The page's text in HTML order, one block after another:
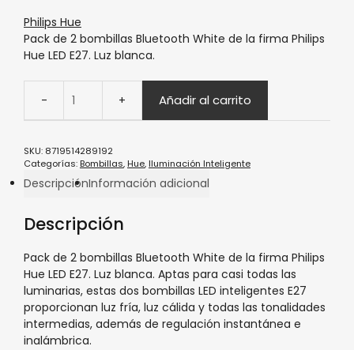
Philips Hue
Pack de 2 bombillas Bluetooth White de la firma Philips
Hue LED E27. Luz blanca.
Añadir al carrito
SKU: 8719514289192
Categorías:Bombillas,Hue,Iluminación Inteligente
DescripciónInformación adicional
Descripción
Pack de 2 bombillas Bluetooth White de la firma Philips
Hue LED E27. Luz blanca. Aptas para casi todas las
luminarias, estas dos bombillas LED inteligentes E27
proporcionan luz fría, luz cálida y todas las tonalidades
intermedias, además de regulación instantánea e
inalámbrica.